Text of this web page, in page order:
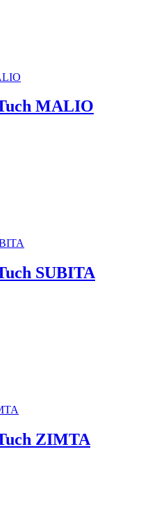
MALIO
SUBITA
ZIMTA